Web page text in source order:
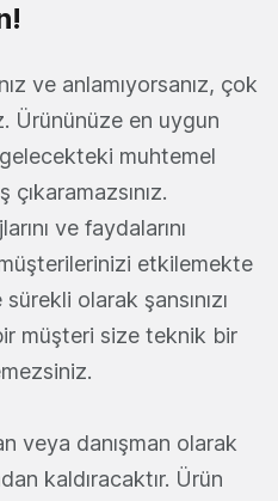
ve anlamıyorsanız, çok
Ürününüze en uygun
muhtemel
ve faydalarını
etkilemekte
olarak şansınızı
müşteri size teknik bir
veya danışman olarak
kaldıracaktır. Ürün